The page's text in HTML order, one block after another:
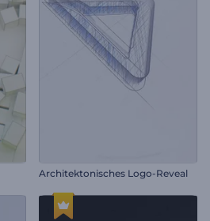
Architektonisches Logo-Reveal